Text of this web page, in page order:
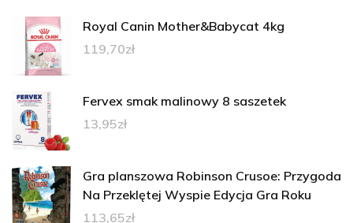
Royal Canin Mother&Babycat 4kg
119,70zł
Fervex smak malinowy 8 saszetek
13,95zł
Gra planszowa Robinson Crusoe: Przygoda
Na Przeklętej Wyspie Edycja Gra Roku
113,65zł